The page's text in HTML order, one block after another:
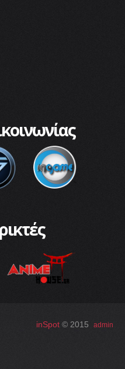
inSpot © 2015 admin